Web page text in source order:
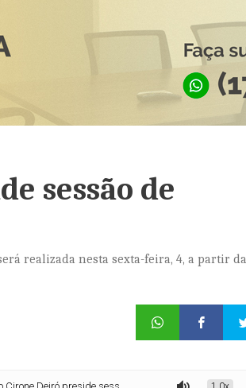
sessão de
realizada nesta sexta-feira, 4, a partir